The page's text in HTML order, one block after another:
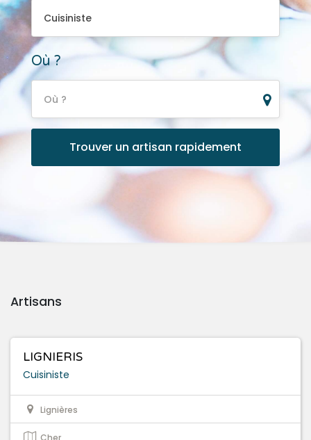
Cuisiniste
Où ?
Où ?
Artisans
LIGNIERIS
Cuisiniste
Lignières